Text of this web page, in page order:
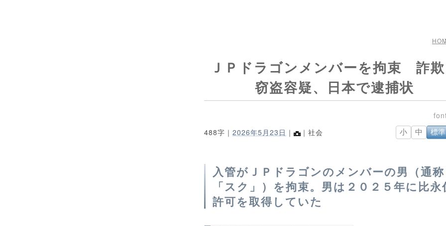
ＪＰドラゴンメンバーを拘束 詐欺
窃盗容疑、日本で逮捕状
488字｜ 2026年5月23日 ｜ ｜社会 小 中 標準
入管がＪＰドラゴンのメンバーの男（通称
「スク」）を拘束。男は２０２５年に比永
許可を取得していた